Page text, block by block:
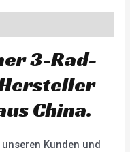
3-Rad-
China.
Kunden und